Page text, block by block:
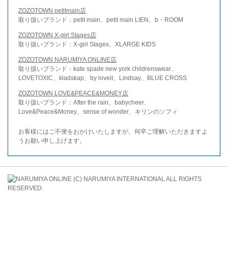
ZOZOTOWN petitmain店
取り扱いブランド：petit main、petit main LIEN、b・ROOM
ZOZOTOWN X-girl Stages店
取り扱いブランド：X-girl Stages、XLARGE KIDS
ZOZOTOWN NARUMIYA ONLINE店
取り扱いブランド：kate spade new york childrenswear、
LOVETOXIC、kladskap、by loveit、Lindsay、BLUE CROSS
ZOZOTOWN LOVE&PEACE&MONEY店
取り扱いブランド：After the rain、babycheer、
Love&Peace&Money、sense of wonder、キリンのソフィ
お客様にはご不便をおかけいたしますが、何卒ご理解いただきますよ
うお願い申し上げます。